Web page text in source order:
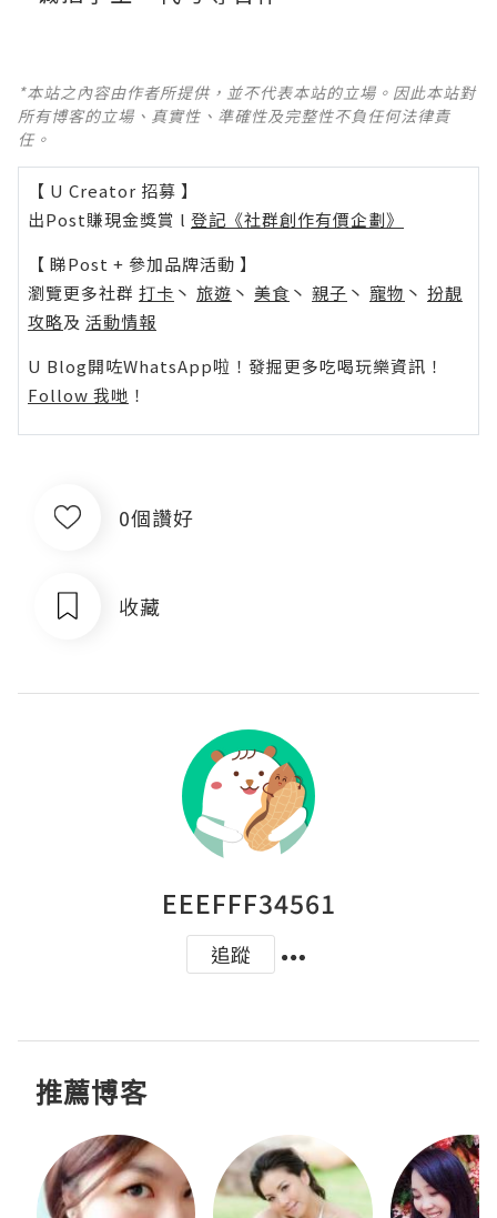
*本站之內容由作者所提供，並不代表本站的立場。因此本站對
所有博客的立場、真實性、準確性及完整性不負任何法律責
任。
【 U Creator 招募 】
出Post賺現金獎賞 l 登記《社群創作有價企劃》
【 睇Post + 參加品牌活動 】
瀏覽更多社群 打卡 丶 旅遊 丶 美食 丶 親子 丶 寵物 丶 扮靚
攻略及 活動情報
U Blog開咗WhatsApp啦！發掘更多吃喝玩樂資訊！
Follow 我哋 ！
0個讚好
收藏
EEEFFF34561
追蹤
推薦博客